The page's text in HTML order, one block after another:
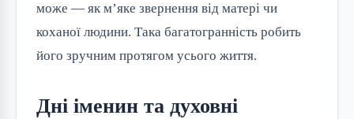
може — як м’яке звернення від матері чи
коханої людини. Така багатогранність робить
його зручним протягом усього життя.
Дні іменин та духовні